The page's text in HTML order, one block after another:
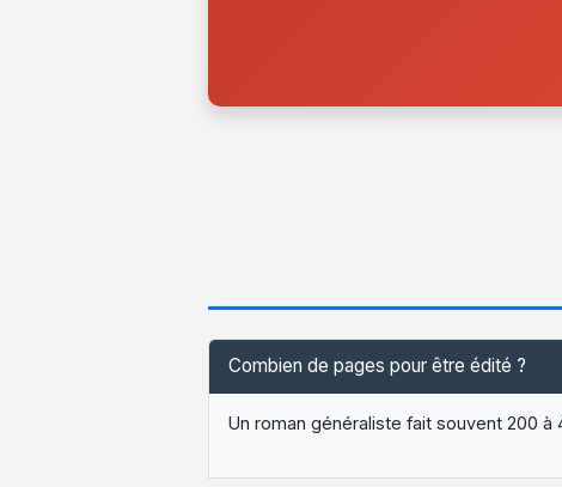
Combien de pages pour être édité ?
Un roman généraliste fait souvent 200